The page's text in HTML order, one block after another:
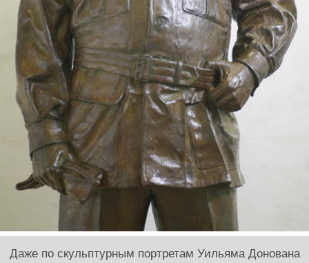
Даже по скульптурным портретам Уильяма Донована